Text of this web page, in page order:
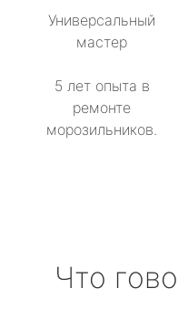
Универсальный
мастер
5 лет опыта в
ремонте
морозильников.
Что